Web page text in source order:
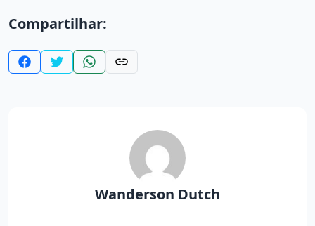
Compartilhar:
Wanderson Dutch